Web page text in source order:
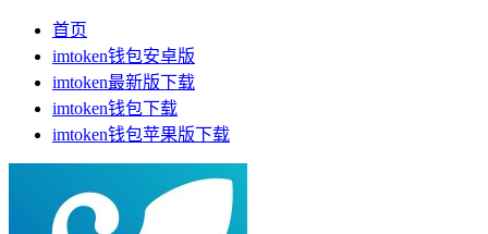
首页
imtoken钱包安卓版
imtoken最新版下载
imtoken钱包下载
imtoken钱包苹果版下载